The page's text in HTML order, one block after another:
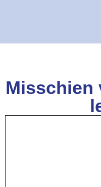
Misschien